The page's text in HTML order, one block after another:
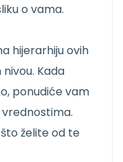
o vama.
hijerarhiju ovih
Kada
ponudiće vam
želite od te